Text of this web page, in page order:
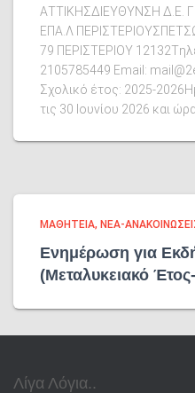
ΑΤΤΙΚΗΣΔΙΕΥΘΥΝΣΗ Δ.Ε.
ΕΠΑ.Λ
79 ΠΕΡΙΣΤΕΡΙΟΥ
2105785449 Email:
Σχολικό έτος: 2025-
τις 30 Ιουνίου 2026 και ώρα
ΜΑΘΗΤΕΙΑ ΝΕΑ-
Ενημέρωση για
(Μεταλυκειακό
Λίγα Λόγια..